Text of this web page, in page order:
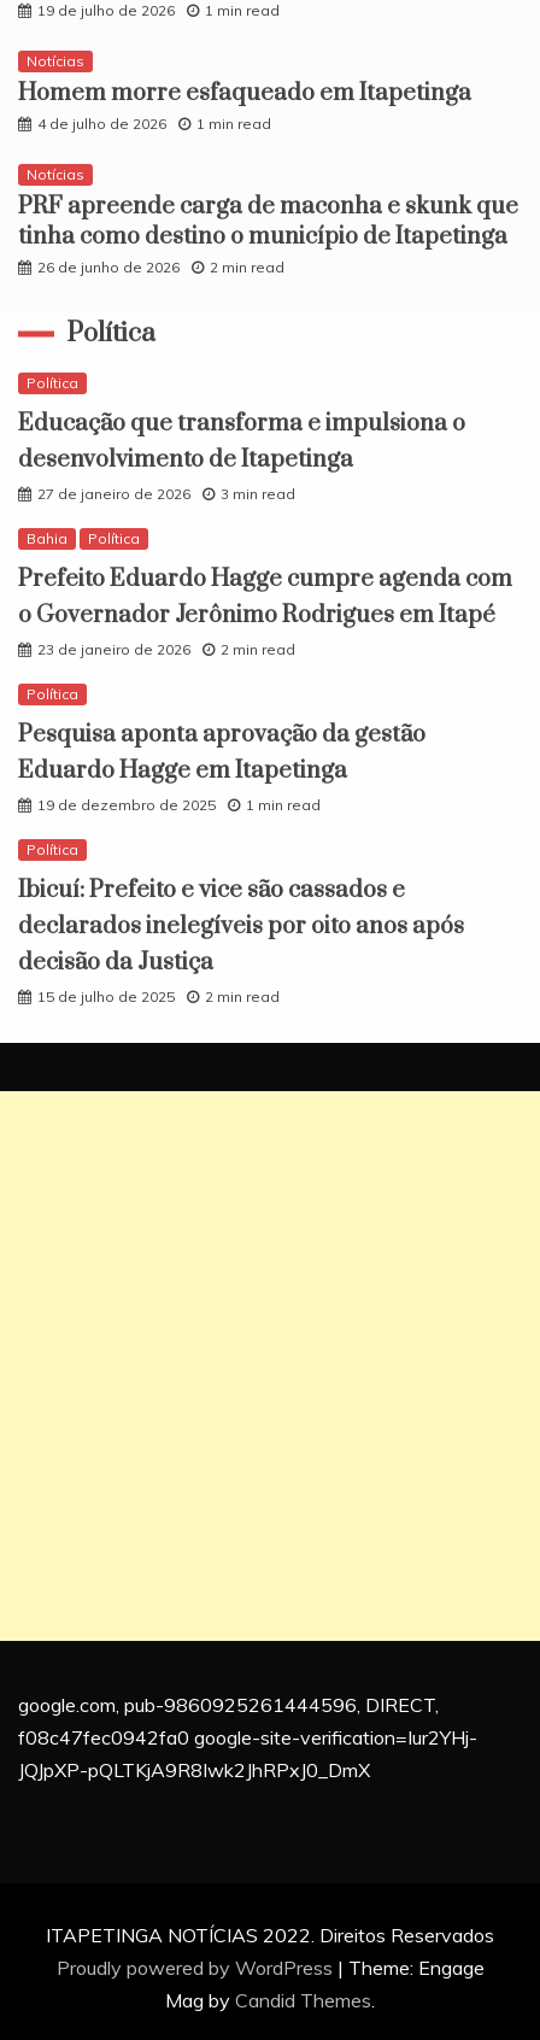
19 de julho de 2026 1 min read
Notícias
Homem morre esfaqueado em Itapetinga
4 de julho de 2026 1 min read
Notícias
PRF apreende carga de maconha e skunk que
tinha como destino o município de Itapetinga
26 de junho de 2026 2 min read
Política
Política
Educação que transforma e impulsiona o
desenvolvimento de Itapetinga
27 de janeiro de 2026 3 min read
Bahia Política
Prefeito Eduardo Hagge cumpre agenda com
o Governador Jerônimo Rodrigues em Itapé
23 de janeiro de 2026 2 min read
Política
Pesquisa aponta aprovação da gestão
Eduardo Hagge em Itapetinga
19 de dezembro de 2025 1 min read
Política
Ibicuí: Prefeito e vice são cassados e
declarados inelegíveis por oito anos após
decisão da Justiça
15 de julho de 2025 2 min read
google.com, pub-9860925261444596, DIRECT,
f08c47fec0942fa0 google-site-verification=Iur2YHj-
JQJpXP-pQLTKjA9R8Iwk2JhRPxJ0_DmX
ITAPETINGA NOTÍCIAS 2022. Direitos Reservados
Proudly powered by WordPress | Theme: Engage
Mag by Candid Themes.